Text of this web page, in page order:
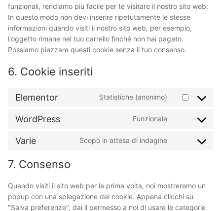
funzionali, rendiamo più facile per te visitare il nostro sito web.
In questo modo non devi inserire ripetutamente le stesse
informazioni quando visiti il nostro sito web, per esempio,
l'oggetto rimane nel tuo carrello finché non hai pagato.
Possiamo piazzare questi cookie senza il tuo consenso.
6. Cookie inseriti
Elementor Statistiche (anonimo)
Consent
WordPress Funzionale
Consent
Varie Scopo in attesa di indagine
Consent
7. Consenso
Quando visiti il sito web per la prima volta, noi mostreremo un
popup con una spiegazione dei cookie. Appena clicchi su
"Salva preferenze", dai il permesso a noi di usare le categorie